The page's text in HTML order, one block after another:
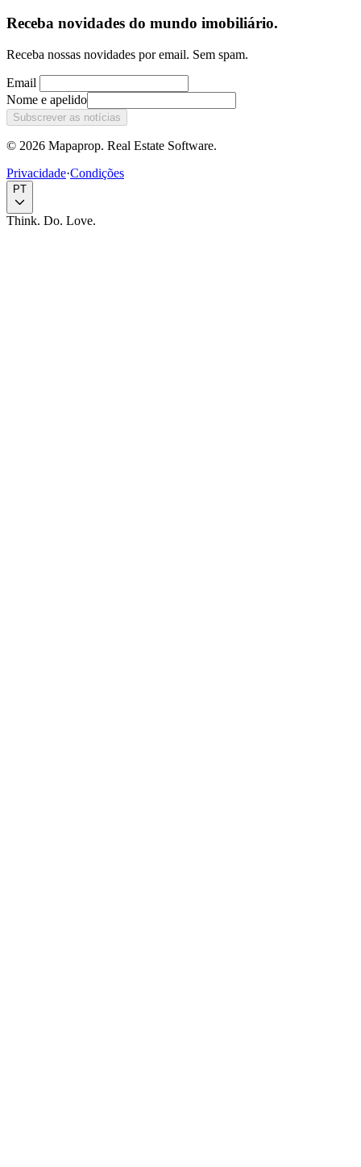
Receba novidades do mundo imobiliário.
Receba nossas novidades por email. Sem spam.
Email
Nome e apelido
Subscrever as notícias
© 2026 Mapaprop. Real Estate Software.
Privacidade·Condições
PT
Think. Do. Love.